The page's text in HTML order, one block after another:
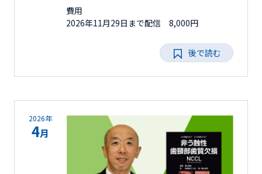
費用
2026年11月29日まで配信 8,000円
後で読む
2026年
4月